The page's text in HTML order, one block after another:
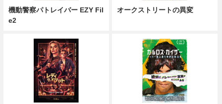
機動警察パトレイバー EZY Fil
e2
オークストリートの異変